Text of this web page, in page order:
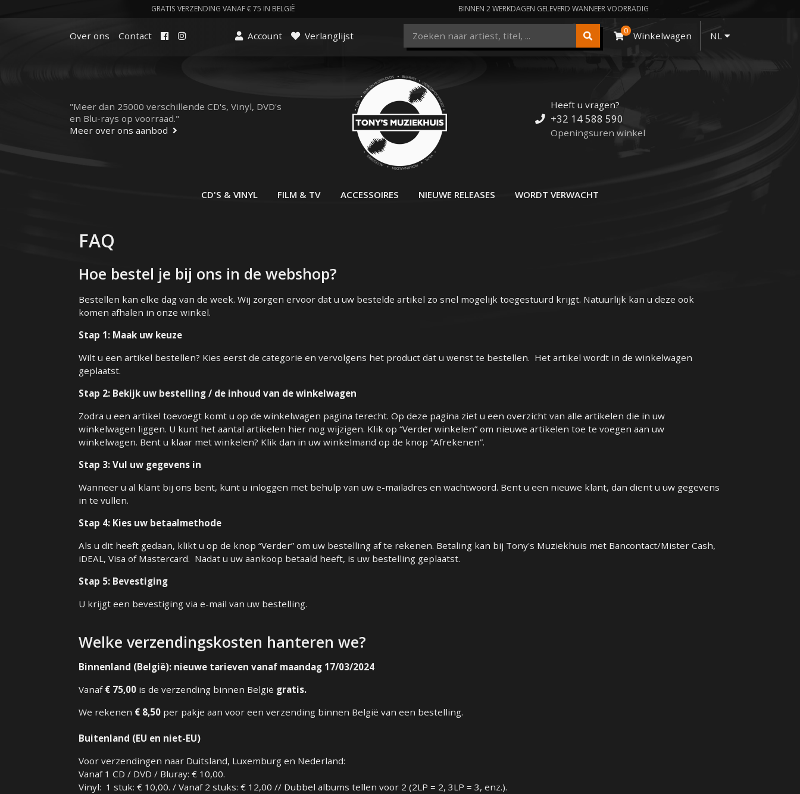
GRATIS VERZENDING VANAF € 75 IN BELGIË BINNEN 2 WERKDAGEN GELEVERD WANNEER VOORRADIG
Over ons Contact FacebookInstagram Account Verlanglijst 0 Winkelwagen NL
"Meer dan 25000 verschillende CD's, Vinyl, DVD's
en Blu-rays op voorraad."
Meer over ons aanbod
Heeft u vragen?
+32 14 588 590
Openingsuren winkel
CD'S & VINYL FILM & TV ACCESSOIRES NIEUWE RELEASES WORDT VERWACHT
FAQ
Hoe bestel je bij ons in de webshop?
Bestellen kan elke dag van de week. Wij zorgen ervoor dat u uw bestelde artikel zo snel mogelijk toegestuurd krijgt. Natuurlijk kan u deze ook
komen afhalen in onze winkel.
Stap 1: Maak uw keuze
Wilt u een artikel bestellen? Kies eerst de categorie en vervolgens het product dat u wenst te bestellen. Het artikel wordt in de winkelwagen
geplaatst.
Stap 2: Bekijk uw bestelling / de inhoud van de winkelwagen
Zodra u een artikel toevoegt komt u op de winkelwagen pagina terecht. Op deze pagina ziet u een overzicht van alle artikelen die in uw
winkelwagen liggen. U kunt het aantal artikelen hier nog wijzigen. Klik op “Verder winkelen” om nieuwe artikelen toe te voegen aan uw
winkelwagen. Bent u klaar met winkelen? Klik dan in uw winkelmand op de knop “Afrekenen”.
Stap 3: Vul uw gegevens in
Wanneer u al klant bij ons bent, kunt u inloggen met behulp van uw e-mailadres en wachtwoord. Bent u een nieuwe klant, dan dient u uw gegevens
in te vullen.
Stap 4: Kies uw betaalmethode
Als u dit heeft gedaan, klikt u op de knop “Verder” om uw bestelling af te rekenen. Betaling kan bij Tony's Muziekhuis met Bancontact/Mister Cash,
iDEAL, Visa of Mastercard. Nadat u uw aankoop betaald heeft, is uw bestelling geplaatst.
Stap 5: Bevestiging
U krijgt een bevestiging via e-mail van uw bestelling.
Welke verzendingskosten hanteren we?
Binnenland (België): nieuwe tarieven vanaf maandag 17/03/2024
Vanaf € 75,00 is de verzending binnen België gratis.
We rekenen € 8,50 per pakje aan voor een verzending binnen België van een bestelling.
Buitenland (EU en niet-EU)
Voor verzendingen naar Duitsland, Luxemburg en Nederland:
Vanaf 1 CD / DVD / Bluray: € 10,00.
Vinyl: 1 stuk: € 10,00. / Vanaf 2 stuks: € 12,00 // Dubbel albums tellen voor 2 (2LP = 2, 3LP = 3, enz.).